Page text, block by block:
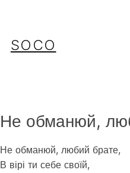
SOCO
Не обманюй,
Не обманюй, любий брате,
В вірі ти себе своїй,